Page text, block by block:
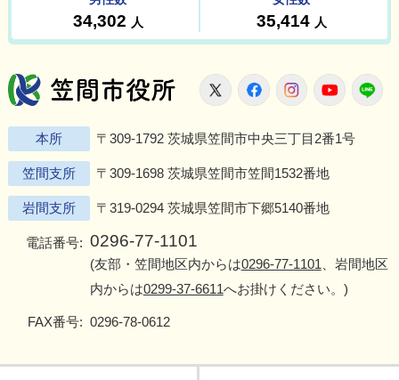
笠間市役所
X FacebookInstagram
本所 〒309-1792 茨城県笠間市中央三丁目2番1号
笠間支所 〒309-1698 茨城県笠間市笠間1532番地
岩間支所 〒319-0294 茨城県笠間市下郷5140番地
電話番号: 0296-77-1101
(友部・笠間地区内からは0296-77-1101 、岩間地区
内からは0299-37-6611へお掛けください。)
FAX番号: 0296-78-0612